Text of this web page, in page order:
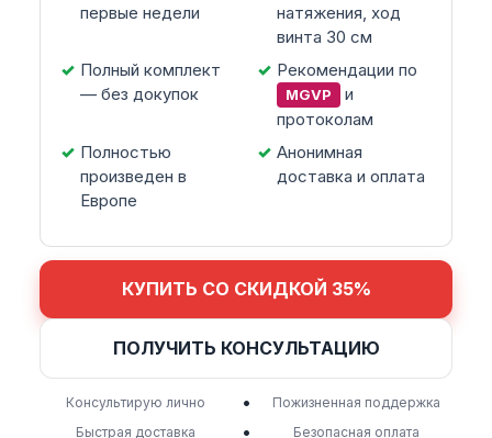
первые недели
натяжения, ход
винта 30 см
Полный комплект
— без докупок
Рекомендации по
MGVP
и
протоколам
Полностью
произведен в
Европе
Анонимная
доставка и оплата
КУПИТЬ СО СКИДКОЙ 35%
ПОЛУЧИТЬ КОНСУЛЬТАЦИЮ
Консультирую лично •
Пожизненная поддержка
Быстрая доставка
• Безопасная оплата